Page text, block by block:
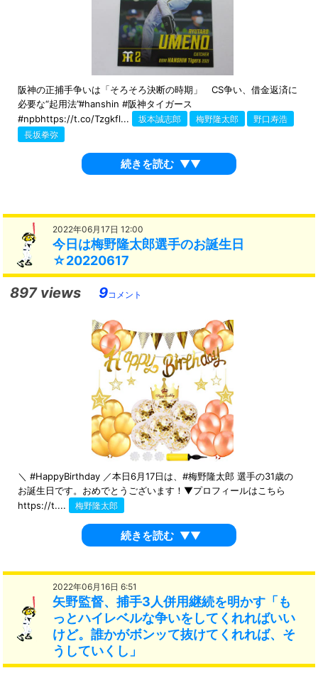
阪神の正捕手争いは「そろそろ決断の時期」 CS争い、借金返済に
必要な“起用法”#hanshin #阪神タイガース
#npbhttps://t.co/Tzgkfl...
坂本誠志郎 梅野隆太郎
野口寿浩
長坂拳弥
続きを読む ▼▼
2022年06月17日 12:00
今日は梅野隆太郎選手のお誕生日
☆20220617
897 views 9コメント
＼ #HappyBirthday ／本日6月17日は、#梅野隆太郎 選手の31歳の
お誕生日です。おめでとうございます！▼プロフィールはこちら
https://t....
梅野隆太郎
続きを読む ▼▼
2022年06月16日 6:51
矢野監督、捕手3人併用継続を明かす「も
っとハイレベルな争いをしてくれればいい
けど。誰かがボンッて抜けてくれれば、そ
うしていくし」